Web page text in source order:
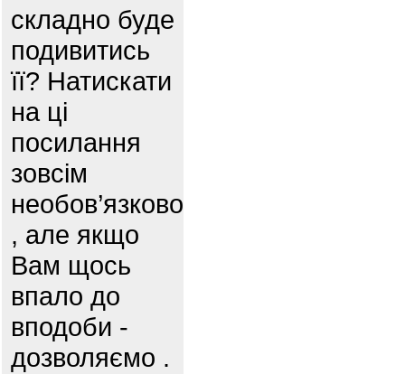
складно буде
подивитись
її? Натискати
на ці
посилання
зовсім
необов’язково
, але якщо
Вам щось
впало до
вподоби -
дозволяємо .